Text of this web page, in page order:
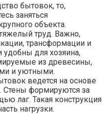
бытовок, то,
заняться
объекта.
труд. Важно,
трансформации и
удобны для хозяина,
из древесины,
и уютными.
ведется на основе
Стены формируются за
лаг. Такая конструкция
нагрузки.